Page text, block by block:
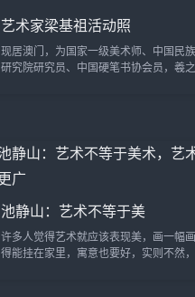
艺术家梁基祖活动照
现居澳门，为国家一级美术师、中国民
研究院研究员、中国硬笔书协会员，羲
池静山：艺术不等于美
许多人觉得艺术就应该表现美，画一幅
得能挂在家里，寓意也要好，实则不然